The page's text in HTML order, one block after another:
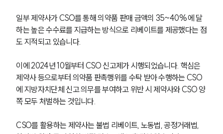
일부 제약사가 CSO를 통해 의약품 판매 금액의 35~40%에 달
하는 높은 수수료를 지급하는 방식으로 리베이트를 제공했다는 점
도 지적되고 있습니다.
이에 2024년 10월부터 CSO 신고제가 시행되었습니다. 핵심은
제약사 등으로부터 의약품 판촉행위를 수탁 받아 수행하는 CSO
에 지방자치단체 신고 의무를 부여하고 위반 시 제약사와 CSO 양
쪽 모두 처벌하는 것입니다.
CSO를 활용하는 제약사는 불법 리베이트, 노동법, 공정거래법,